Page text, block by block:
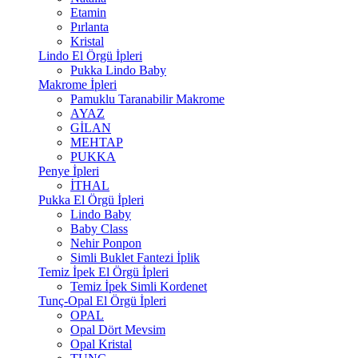
Etamin
Pırlanta
Kristal
Lindo El Örgü İpleri
Pukka Lindo Baby
Makrome İpleri
Pamuklu Taranabilir Makrome
AYAZ
GİLAN
MEHTAP
PUKKA
Penye İpleri
İTHAL
Pukka El Örgü İpleri
Lindo Baby
Baby Class
Nehir Ponpon
Simli Buklet Fantezi İplik
Temiz İpek El Örgü İpleri
Temiz İpek Simli Kordenet
Tunç-Opal El Örgü İpleri
OPAL
Opal Dört Mevsim
Opal Kristal